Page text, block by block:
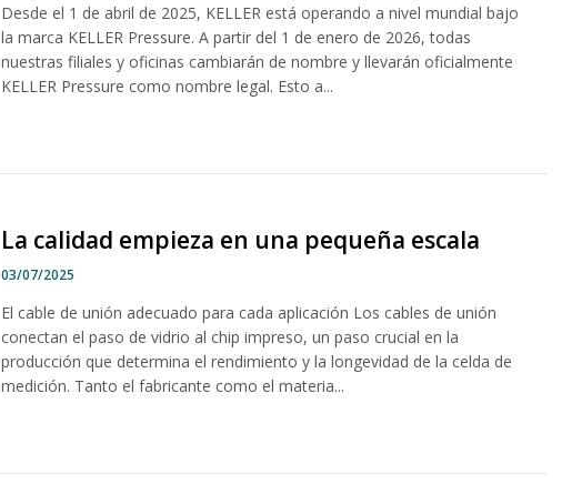
Desde el 1 de abril de 2025, KELLER está operando a nivel mundial bajo
la marca KELLER Pressure. A partir del 1 de enero de 2026, todas
nuestras filiales y oficinas cambiarán de nombre y llevarán oficialmente
KELLER Pressure como nombre legal. Esto a...
La calidad empieza en una pequeña escala
03/07/2025
El cable de unión adecuado para cada aplicación Los cables de unión
conectan el paso de vidrio al chip impreso, un paso crucial en la
producción que determina el rendimiento y la longevidad de la celda de
medición. Tanto el fabricante como el materia...